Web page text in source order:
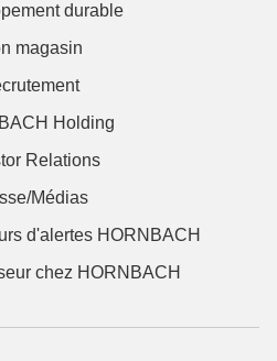
durable
magasin
Holding
Relations
Médias
d'alertes HORNBACH
chez HORNBACH